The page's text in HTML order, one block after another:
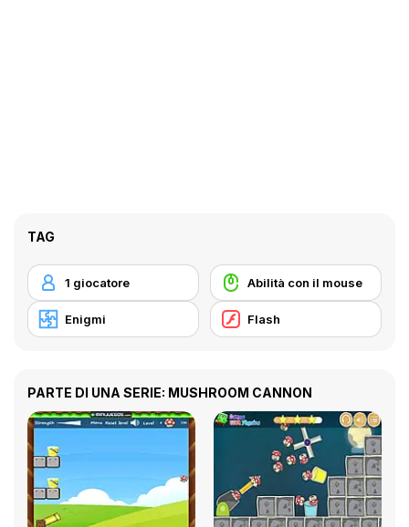
TAG
1 giocatore Abilità con il mouse
Enigmi Flash
PARTE DI UNA SERIE: MUSHROOM CANNON